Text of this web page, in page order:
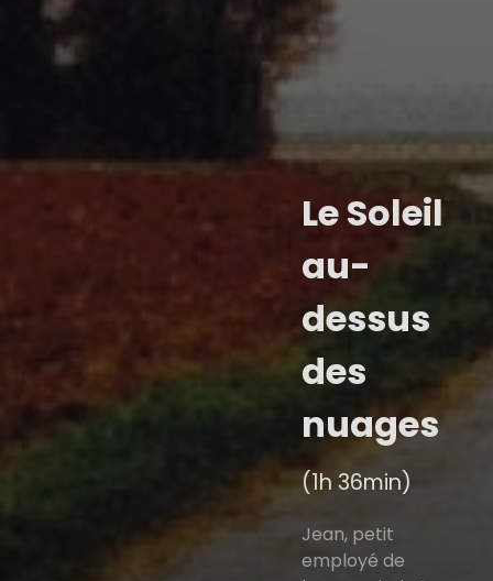
Le Soleil
au-
dessus
des
nuages
(1h 36min)
Jean, petit
employé de